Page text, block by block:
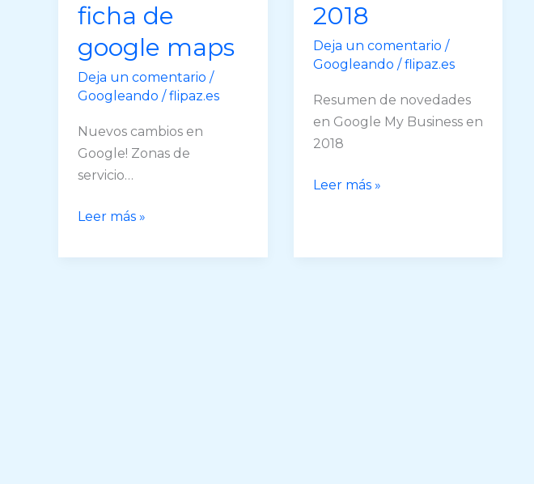
ficha de
google maps
Deja un comentario /
Googleando /flipaz.es
Nuevos cambios en
Google! Zonas de
servicio…
Zonas
servicio
Leer más »
2018
Deja un comentario /
Googleando /flipaz.es
Resumen de novedades
en Google My Business en
2018
Resumen
Leer más »